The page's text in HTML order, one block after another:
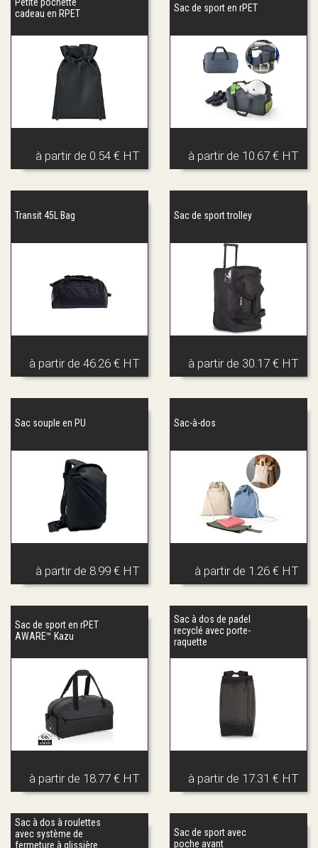
cadeau en RPET
à partir de 0.54 € HT
Sac de sport en rPET
à partir de 10.67 € HT
Transit 45L Bag
à partir de 46.26 € HT
Sac de sport trolley
à partir de 30.17 € HT
Sac souple en PU
à partir de 8.99 € HT
Sac-à-dos
à partir de 1.26 € HT
Sac de sport en rPET
AWARE™ Kazu
à partir de 18.77 € HT
Sac à dos de padel
recyclé avec porte-
raquette
à partir de 17.31 € HT
Sac à dos à roulettes
avec système de
fermeture à glissière
Sac de sport avec
poche avant